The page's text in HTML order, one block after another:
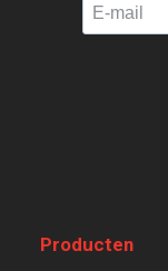
Producten